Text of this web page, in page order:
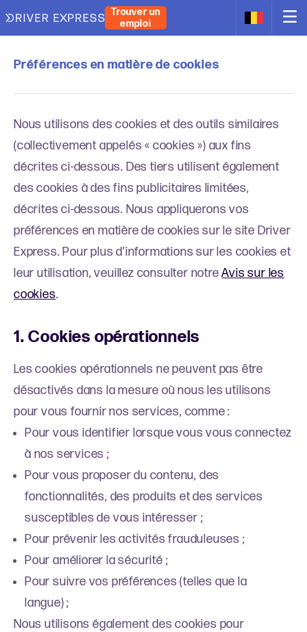
Trouver un
emploi
Préférences en matière de cookies
Nous utilisons des cookies et des outils similaires
(collectivement appelés « cookies ») aux fins
décrites ci-dessous. Des tiers utilisent également
des cookies à des fins publicitaires limitées,
décrites ci-dessous. Nous appliquerons vos
préférences en matière de cookies sur le site Driver
Express. Pour plus d’informations sur les cookies et
leur utilisation, veuillez consulter notreAvis sur les
cookies.
1. Cookies opérationnels
Les cookies opérationnels ne peuvent pas être
désactivés dans la mesure où nous les utilisons
pour vous fournir nos services, comme :
Pour vous identifier lorsque vous vous connectez
à nos services ;
Pour vous proposer du contenu, des
fonctionnalités, des produits et des services
susceptibles de vous intéresser ;
Pour prévenir les activités frauduleuses ;
Pour améliorer la sécurité ;
Pour suivre vos préférences (telles que la
langue) ;
Nous utilisons également des cookies pour